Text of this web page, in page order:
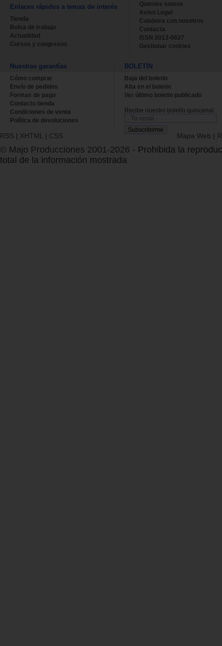
Enlaces rápidos a temas de interés
Tienda
Bolsa de trabajo
Actualidad
Cursos y congresos
Quienes somos
Aviso Legal
Colabora con nosotros
Contacta
ISSN 2013-0627
Gestionar cookies
Nuestras garantías
Cómo comprar
Envío de pedidos
Formas de pago
Contacto tienda
Condiciones de venta
Política de devoluciones
BOLETÍN
Baja del boletin
Alta en el boletin
Ver último boletin publicado
Recibe nuestro boletín quincenal.
RSS | XHTML | CSS Mapa Web |
© Majo Producciones 2001-2026 - Prohibida la
total de la información mostrada